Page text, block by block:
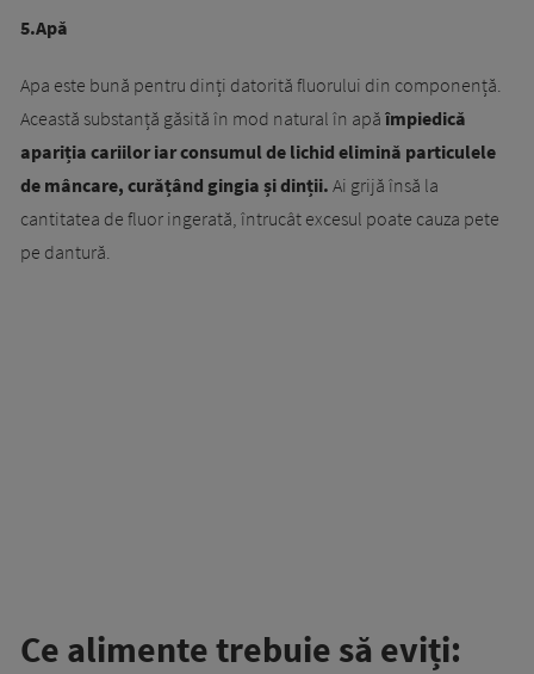
5.Apă
Apa este bună pentru dinți datorită fluorului din componență.
Această substanță găsită în mod natural în apă împiedică
apariția cariilor iar consumul de lichid elimină particulele
de mâncare, curățând gingia și dinții. Ai grijă însă la
cantitatea de fluor ingerată, întrucât excesul poate cauza pete
pe dantură.
Ce alimente trebuie să eviți: